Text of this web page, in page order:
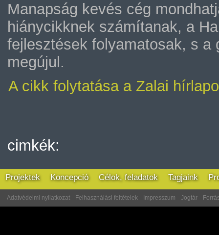
Manapság kevés cég
hiánycikknek számítanak, a
fejlesztések folyamatosak, s a
megújul.
A cikk folytatása a Zalai
cimkék:
Projektek Koncepció Célok, feladatok Tagjaink
Adatvédelmi nyilatkozat Felhasználási feltételek Impresszum Jogtár